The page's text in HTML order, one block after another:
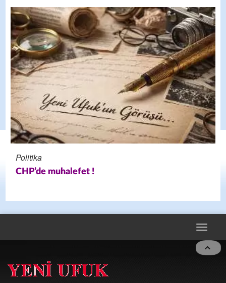
Politika
CHP’de muhalefet !
Toggle